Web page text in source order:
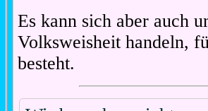
Es kann sich aber auch
Volksweisheit handeln,
besteht.